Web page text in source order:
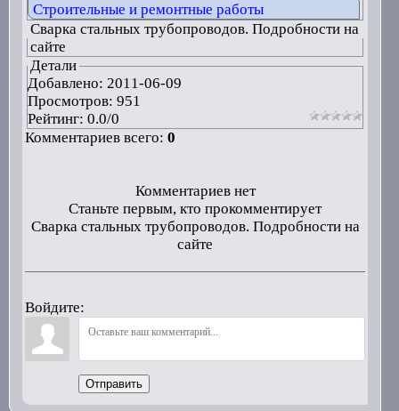
Строительные и ремонтные работы
Сварка стальных трубопроводов. Подробности на
сайте
Детали
Добавлено: 2011-06-09
Просмотров: 951
Рейтинг: 0.0/0
Комментариев всего: 0
Комментариев нет
Станьте первым, кто прокомментирует
Сварка стальных трубопроводов. Подробности на
сайте
Войдите:
Отправить